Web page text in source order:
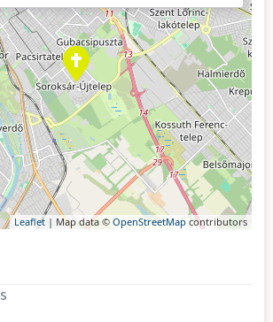
Leaflet| Map data © OpenStreetMap contributors